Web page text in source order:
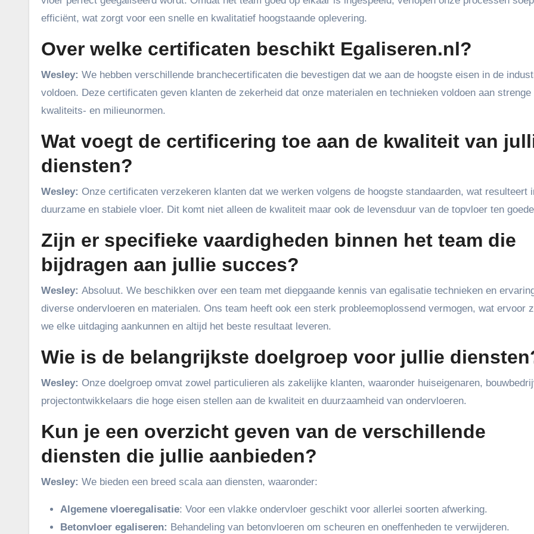
efficiënt, wat zorgt voor een snelle en kwalitatief hoogstaande oplevering.
Over welke certificaten beschikt Egaliseren.nl?
Wesley: We hebben verschillende branchecertificaten die bevestigen dat we aan de hoogste eisen in de
voldoen. Deze certificaten geven klanten de zekerheid dat onze materialen en technieken voldoen aan strenge
kwaliteits- en milieunormen.
Wat voegt de certificering toe aan de kwaliteit van
diensten?
Wesley: Onze certificaten verzekeren klanten dat we werken volgens de hoogste standaarden, wat resulteert
duurzame en stabiele vloer. Dit komt niet alleen de kwaliteit maar ook de levensduur van de topvloer ten
Zijn er specifieke vaardigheden binnen het team die
bijdragen aan jullie succes?
Wesley: Absoluut. We beschikken over een team met diepgaande kennis van egalisatie technieken en
diverse ondervloeren en materialen. Ons team heeft ook een sterk probleemoplossend vermogen, wat ervoor
we elke uitdaging aankunnen en altijd het beste resultaat leveren.
Wie is de belangrijkste doelgroep voor jullie
Wesley: Onze doelgroep omvat zowel particulieren als zakelijke klanten, waaronder huiseigenaren,
projectontwikkelaars die hoge eisen stellen aan de kwaliteit en duurzaamheid van ondervloeren.
Kun je een overzicht geven van de verschillende
diensten die jullie aanbieden?
Wesley: We bieden een breed scala aan diensten, waaronder:
Algemene vloeregalisatie: Voor een vlakke ondervloer geschikt voor allerlei soorten afwerking.
Betonvloer egaliseren: Behandeling van betonvloeren om scheuren en oneffenheden te verwijderen.